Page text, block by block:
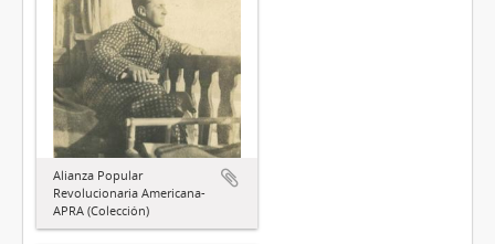
Alianza Popular
Revolucionaria Americana-
APRA (Colección)